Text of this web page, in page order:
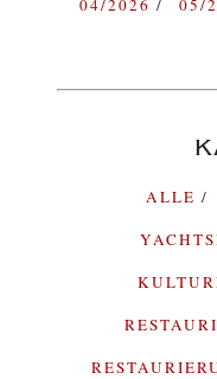
04/2026
05/
ALLE